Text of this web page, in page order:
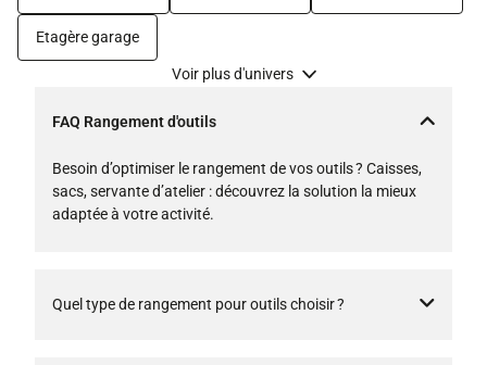
Etagère garage
Voir plus d'univers
FAQ Rangement d'outils
Besoin d’optimiser le rangement de vos outils ? Caisses,
sacs, servante d’atelier : découvrez la solution la mieux
adaptée à votre activité.
Quel type de rangement pour outils choisir ?